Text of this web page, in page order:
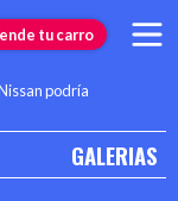
tu carro
podría
GALERIAS